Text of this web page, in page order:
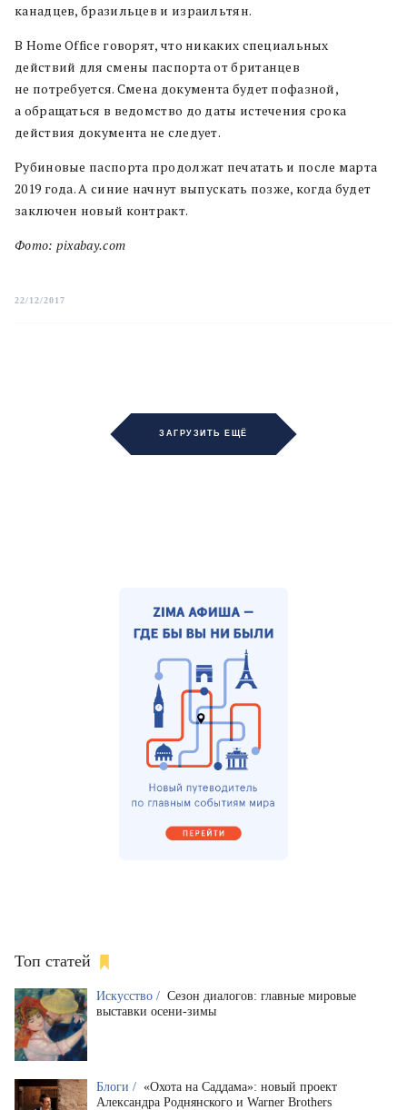
канадцев, бразильцев и израильтян.
В Home Office говорят, что никаких специальных
действий для смены паспорта от британцев
не потребуется. Смена документа будет пофазной,
а обращаться в ведомство до даты истечения срока
действия документа не следует.
Рубиновые паспорта продолжат печатать и после марта
2019 года. А синие начнут выпускать позже, когда будет
заключен новый контракт.
Фото: pixabay.com
22/12/2017
ЗАГРУЗИТЬ ЕЩЁ
Топ статей
Искусство / Сезон диалогов: главные мировые
выставки осени-зимы
Блоги / «Охота на Саддама»: новый проект
Александра Роднянского и Warner Brothers